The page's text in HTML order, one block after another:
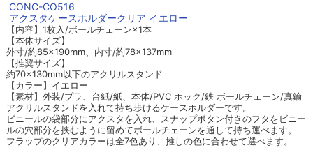
CONC-CO516
アクスタケースホルダークリア イエロー
【内容】1枚入/ボールチェーン×1本
【本体サイズ】
外寸/約85×190mm、内寸/約78×137mm
【推奨サイズ】
約70×130mm以下のアクリルスタンド
【カラー】イエロー
【素材】外装/プラ、台紙/紙、本体/PVC ホック/鉄 ボールチェーン/真鍮
アクリルスタンドを入れて持ち歩けるケースホルダーです。
ビニールの袋部分にアクスタを入れ、スナップボタン付きのフタをビニー
ルの穴部分を挟むように留めてボールチェーンを通して持ち運べます。
フラップのクリアカラーは全7色あり、推しの色に合わせて選べます。